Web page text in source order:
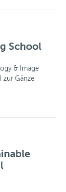
School
& Image
zur Gänze